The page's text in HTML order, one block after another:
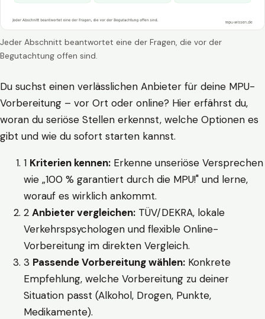
Jeder Abschnitt beantwortet eine der Fragen, die vor der
Begutachtung offen sind.
Du suchst einen verlässlichen Anbieter für deine MPU-
Vorbereitung – vor Ort oder online? Hier erfährst du,
woran du seriöse Stellen erkennst, welche Optionen es
gibt und wie du sofort starten kannst.
1 Kriterien kennen: Erkenne unseriöse Versprechen
wie „100 % garantiert durch die MPU!" und lerne,
worauf es wirklich ankommt.
2 Anbieter vergleichen: TÜV/DEKRA, lokale
Verkehrspsychologen und flexible Online-
Vorbereitung im direkten Vergleich.
3 Passende Vorbereitung wählen: Konkrete
Empfehlung, welche Vorbereitung zu deiner
Situation passt (Alkohol, Drogen, Punkte,
Medikamente).